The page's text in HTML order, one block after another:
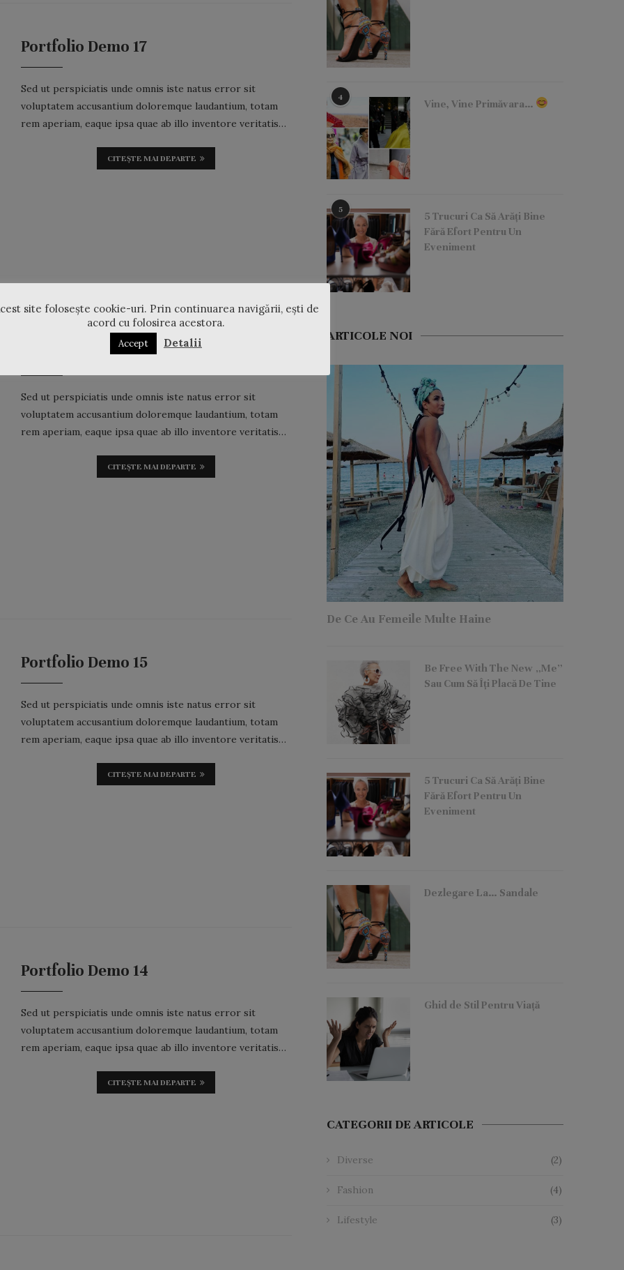
Portfolio Demo 17
Sed ut perspiciatis unde omnis iste natus error sit
voluptatem accusantium doloremque laudantium, totam
rem aperiam, eaque ipsa quae ab illo inventore veritatis…
CITEȘTE MAI DEPARTE
Portfolio Demo 16
Sed ut perspiciatis unde omnis iste natus error sit
voluptatem accusantium doloremque laudantium, totam
rem aperiam, eaque ipsa quae ab illo inventore veritatis…
CITEȘTE MAI DEPARTE
Portfolio Demo 15
Sed ut perspiciatis unde omnis iste natus error sit
voluptatem accusantium doloremque laudantium, totam
rem aperiam, eaque ipsa quae ab illo inventore veritatis…
CITEȘTE MAI DEPARTE
Portfolio Demo 14
Sed ut perspiciatis unde omnis iste natus error sit
voluptatem accusantium doloremque laudantium, totam
rem aperiam, eaque ipsa quae ab illo inventore veritatis…
CITEȘTE MAI DEPARTE
4
Vine, Vine Primăvara…
5
5 Trucuri Ca Să Arăți Bine
Fără Efort Pentru Un
Eveniment
ARTICOLE NOI
De Ce Au Femeile Multe Haine
Be Free With The New „Me”
Sau Cum Să Îți Placă De Tine
5 Trucuri Ca Să Arăți Bine
Fără Efort Pentru Un
Eveniment
Dezlegare La… Sandale
Ghid de Stil Pentru Viață
CATEGORII DE ARTICOLE
Diverse (2)
Fashion (4)
Lifestyle (3)
site folosește cookie-uri. Prin continuarea navigării, ești de
acord cu folosirea acestora.
Accept Detalii